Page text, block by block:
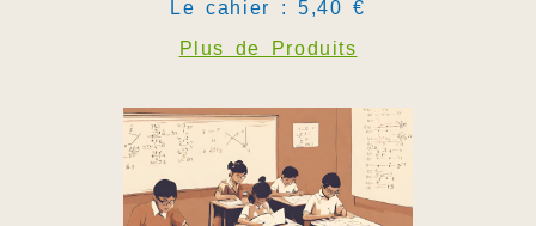
Le cahier : 5,40 €
Plus de Produits